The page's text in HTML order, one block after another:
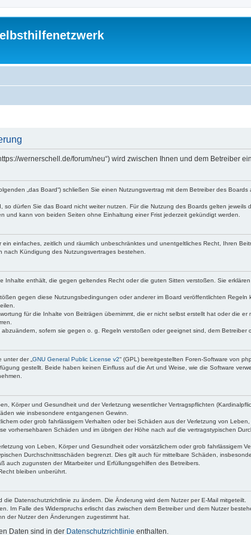
wernerschell.de/forum/neu“) wird zwischen Ihnen und dem Betreiber
„das Board“) schließen Sie einen Nutzungsvertrag mit dem Betreiber des
dürfen Sie das Board nicht weiter nutzen. Für die Nutzung des Boards gelten jeweils
und kann von beiden Seiten ohne Einhaltung einer Frist jederzeit gekündigt werden.
einfaches, zeitlich und räumlich unbeschränktes und unentgeltliches Recht, Ihren
Kündigung des Nutzungsvertrages bestehen.
Inhalte enthält, die gegen geltendes Recht oder die guten Sitten verstoßen. Sie
gegen diese Nutzungsbedingungen oder anderer im Board veröffentlichten
für die Inhalte von Beiträgen übernimmt, die er nicht selbst erstellt hat oder die
sofern sie gegen o. g. Regeln verstoßen oder geeignet sind, dem Betreiber
der „ GNU General Public License v2“ (GPL) bereitgestellten Foren-Software von
gestellt. Beide haben keinen Einfluss auf die Art und Weise, wie die Software
Körper und Gesundheit und der Verletzung wesentlicher Vertragspflichten
wie insbesondere entgangenen Gewinn.
oder grob fahrlässigem Verhalten oder bei Schäden aus der Verletzung von
vorhersehbaren Schäden und im übrigen der Höhe nach auf die vertragstypischen
von Leben, Körper und Gesundheit oder vorsätzlichem oder grob fahrlässigem
Durchschnittsschäden begrenzt. Dies gilt auch für mittelbare Schäden,
auch zugunsten der Mitarbeiter und Erfüllungsgehilfen des Betreibers.
bleiben unberührt.
Datenschutzrichtlinie zu ändern. Die Änderung wird dem Nutzer per E-Mail mitgeteilt.
Im Falle des Widerspruchs erlischt das zwischen dem Betreiber und dem Nutzer
der Nutzer den Änderungen zugestimmt hat.
Daten sind in der Datenschutzrichtlinie enthalten.